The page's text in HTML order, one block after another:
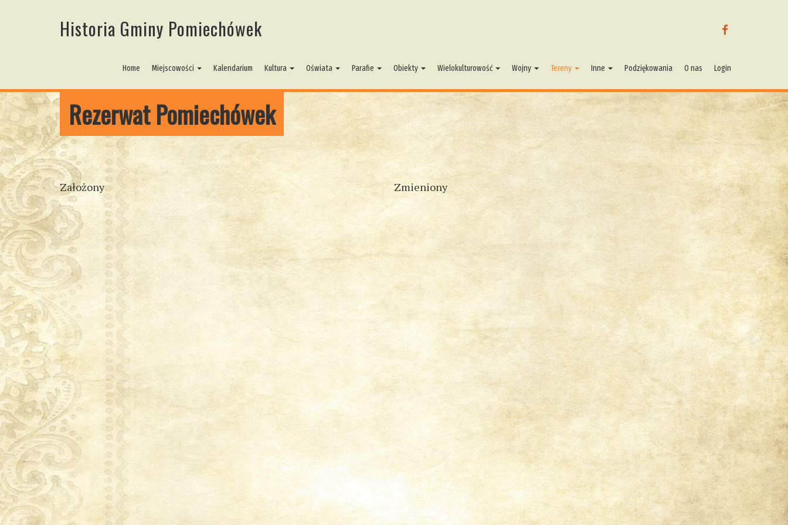
Historia Gminy Pomiechówek FACEBOOK
Home Miejscowości Kalendarium Kultura Oświata Parafie Obiekty Wielokulturowość Wojny Tereny Inne Podziękowania O nas Login
Rezerwat Pomiechówek
Założony Zmieniony